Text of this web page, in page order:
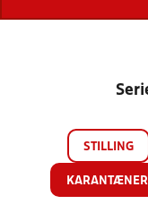
STILLING
KARANTÆNER